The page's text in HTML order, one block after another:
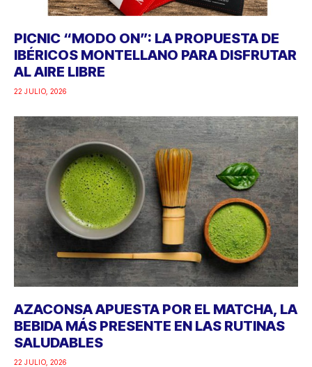
PICNIC “MODO ON”: LA PROPUESTA DE
IBÉRICOS MONTELLANO PARA DISFRUTAR
AL AIRE LIBRE
22 JULIO, 2026
AZACONSA APUESTA POR EL MATCHA, LA
BEBIDA MÁS PRESENTE EN LAS RUTINAS
SALUDABLES
22 JULIO, 2026